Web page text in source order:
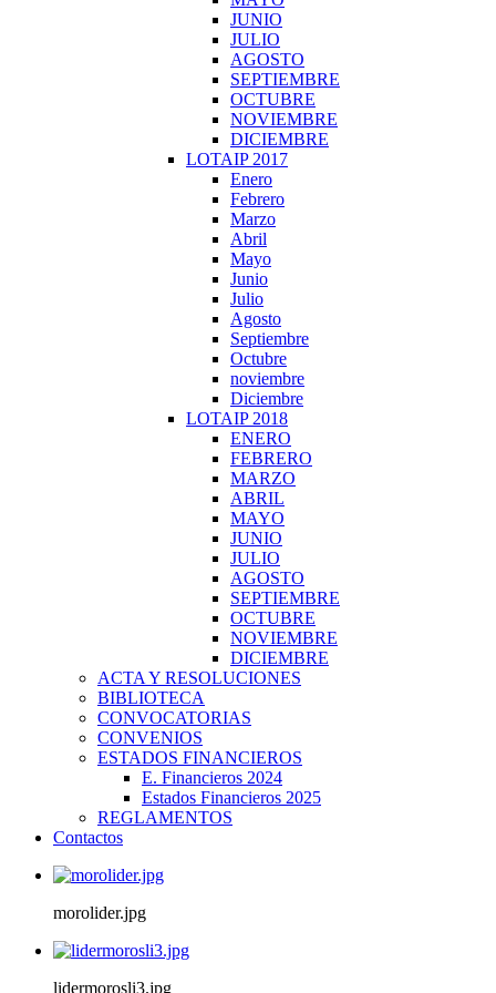
JUNIO
JULIO
AGOSTO
SEPTIEMBRE
OCTUBRE
NOVIEMBRE
DICIEMBRE
LOTAIP 2017
Enero
Febrero
Marzo
Abril
Mayo
Junio
Julio
Agosto
Septiembre
Octubre
noviembre
Diciembre
LOTAIP 2018
ENERO
FEBRERO
MARZO
ABRIL
MAYO
JUNIO
JULIO
AGOSTO
SEPTIEMBRE
OCTUBRE
NOVIEMBRE
DICIEMBRE
ACTA Y RESOLUCIONES
BIBLIOTECA
CONVOCATORIAS
CONVENIOS
ESTADOS FINANCIEROS
E. Financieros 2024
Estados Financieros 2025
REGLAMENTOS
Contactos
morolider.jpg
lidermorosli3.jpg